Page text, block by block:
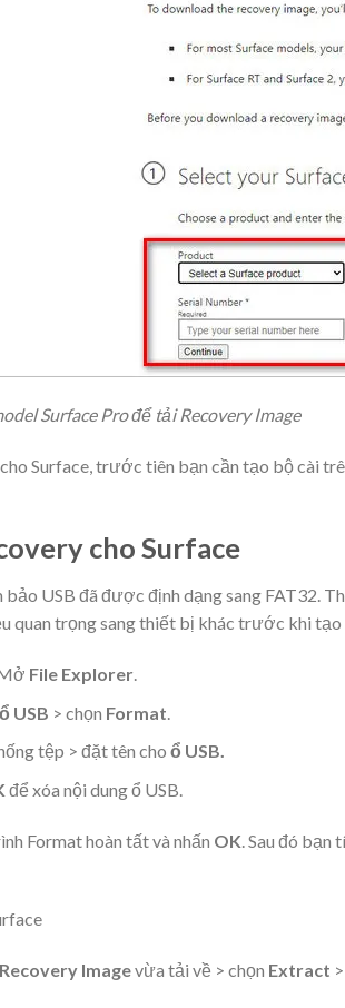
Surface Pro để tải Recovery Image
Surface, trước tiên bạn cần tạo bộ cài
cho Surface
USB đã được định dạng sang FAT32.
quan trọng sang thiết bị khác trước khi tạo
File Explorer.
ổ USB > chọn Format
tệp > đặt tên cho ổ USB.
để xóa nội dung ổ USB.
Format hoàn tất và nhấn OK . Sau đó
Recovery Imagevừa tải về > chọn Extract >